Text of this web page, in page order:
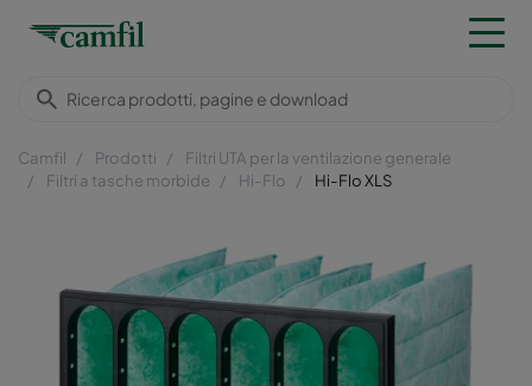
Camfil Prodotti
Filtri UTA per la ventilazione generale
Filtri a tasche morbide
Hi-Flo Hi-Flo XLS